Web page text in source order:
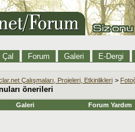
Çal Forum Galeri E-Dergi
Çalışmaları, Projeleri, Etkinlikleri >
önerileri
Galeri Forum Yardım